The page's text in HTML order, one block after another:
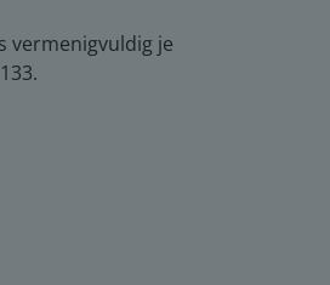
vermenigvuldig je